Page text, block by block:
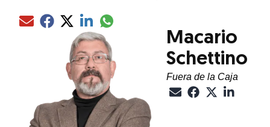
Compartir el artículo actual mediante Email
Compartir el artículo actual mediante Facebook
Compartir el artículo actual mediante Twitter
Compartir el artículo actual mediante LinkedIn
Compartir el artículo actual mediante
Macario
Schettino
Fuera de la Caja